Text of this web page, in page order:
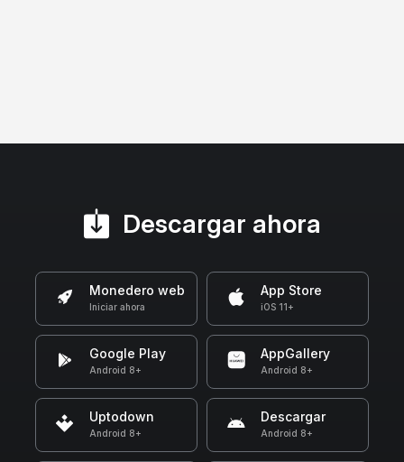
Descargar ahora
Monedero web
Iniciar ahora
App Store
iOS 11+
Google Play
Android 8+
AppGallery
Android 8+
Uptodown
Android 8+
Descargar
Android 8+